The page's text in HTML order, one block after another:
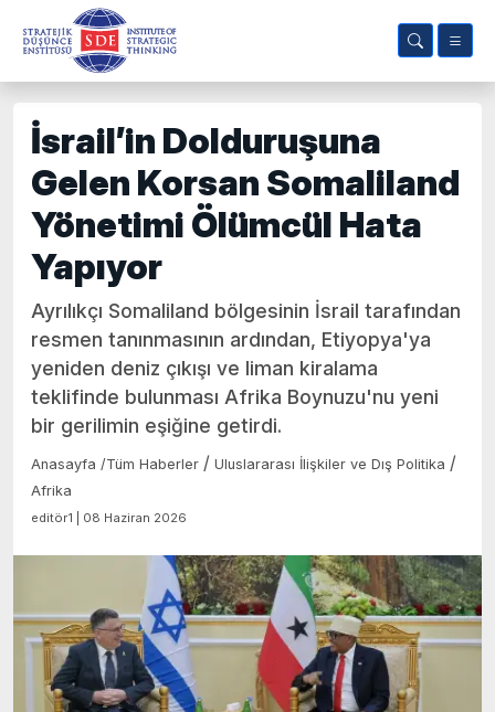
İsrail’in Dolduruşuna
Gelen Korsan Somaliland
Yönetimi Ölümcül Hata
Yapıyor
Ayrılıkçı Somaliland bölgesinin İsrail tarafından
resmen tanınmasının ardından, Etiyopya'ya
yeniden deniz çıkışı ve liman kiralama
teklifinde bulunması Afrika Boynuzu'nu yeni
bir gerilimin eşiğine getirdi.
Anasayfa /Tüm Haberler / Uluslararası İlişkiler ve Dış Politika /
Afrika
editör1 | 08 Haziran 2026